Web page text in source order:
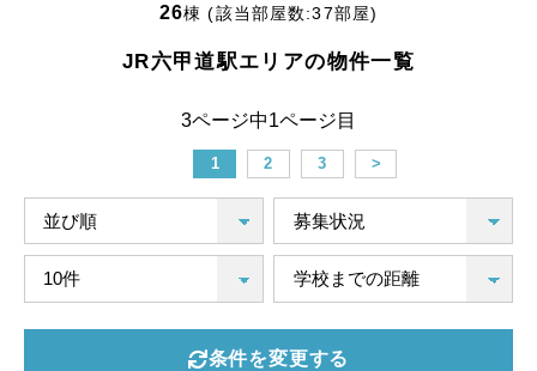
26棟 (該当部屋数:37部屋)
JR六甲道駅エリアの物件一覧
3ページ中1ページ目
1 2 3 >
条件を変更する